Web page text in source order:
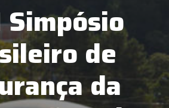
de
da